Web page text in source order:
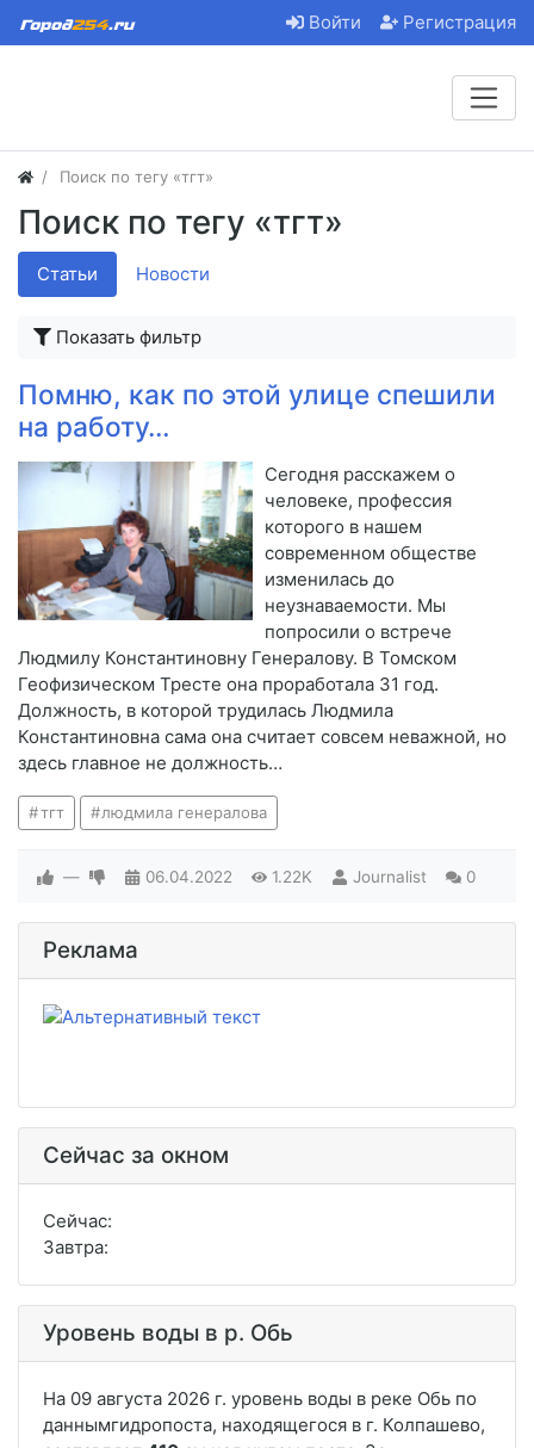
Войти Регистрация
Поиск по тегу «тгт»
Поиск по тегу «тгт»
Статьи Новости
Показать фильтр
Помню, как по этой улице спешили
на работу…
Сегодня расскажем о
человеке, профессия
которого в нашем
современном обществе
изменилась до
неузнаваемости. Мы
попросили о встрече
Людмилу Константиновну Генералову. В Томском
Геофизическом Тресте она проработала 31 год.
Должность, в которой трудилась Людмила
Константиновна сама она считает совсем неважной, но
здесь главное не должность…
тгт людмила генералова
— 06.04.2022 1.22K Journalist 0
Реклама
Сейчас за окном
Сейчас:
Завтра:
Уровень воды в р. Обь